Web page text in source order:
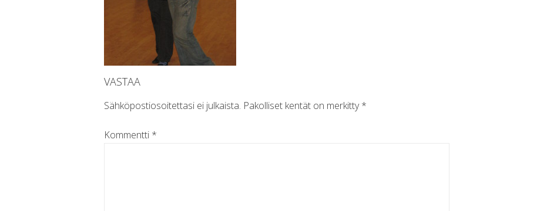
VASTAA
Sähköpostiosoitettasi ei julkaista. Pakolliset kentät on merkitty*
Kommentti *